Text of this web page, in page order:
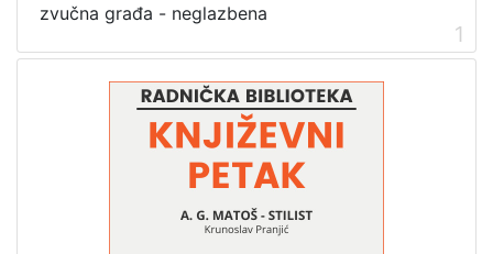
zvučna građa - neglazbena
1